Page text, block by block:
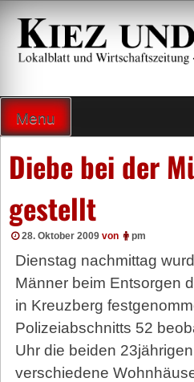
Zum
Inhalt
springen
Menu
Diebe bei der
gestellt
28. Oktober 2009 von pm
Dienstag nachmittag
Männer beim Entsorgen
in Kreuzberg
Polizeiabschnitts 52
Uhr die beiden
verschiedene